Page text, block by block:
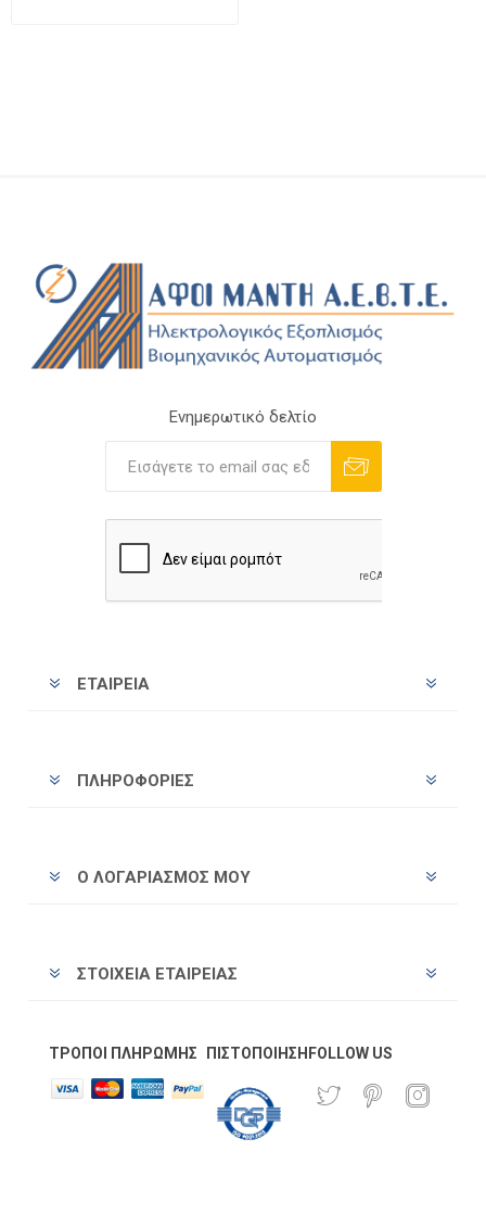
Ενημερωτικό δελτίο
ΕΤΑΙΡΕΊΑ
ΠΛΗΡΟΦΟΡΊΕΣ
Ο ΛΟΓΑΡΙΑΣΜΌΣ ΜΟΥ
ΣΤΟΙΧΕΊΑ ΕΤΑΙΡΕΊΑΣ
ΤΡΌΠΟΙ ΠΛΗΡΩΜΉΣ ΠΙΣΤΟΠΟΊΗΣΗ FOLLOW US